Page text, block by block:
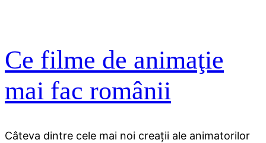
Ce filme de animaţie
mai fac românii
Câteva dintre cele mai noi creaţii ale animatorilor